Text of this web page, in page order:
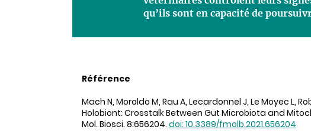
qu’ils sont en capacité de
Référence
Mach N, Moroldo M, Rau A, Lecardonnel J, Le Moyec L,
Holobiont: Crosstalk Between Gut Microbiota and
Mol. Biosci. 8:656204. doi: 10.3389/fmolb.2021.656204